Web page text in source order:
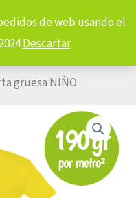
de web usando el
Descartar
gruesa NIÑO